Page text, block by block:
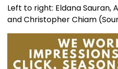
Left to right: Eldana Sauran,
and Christopher Chiam